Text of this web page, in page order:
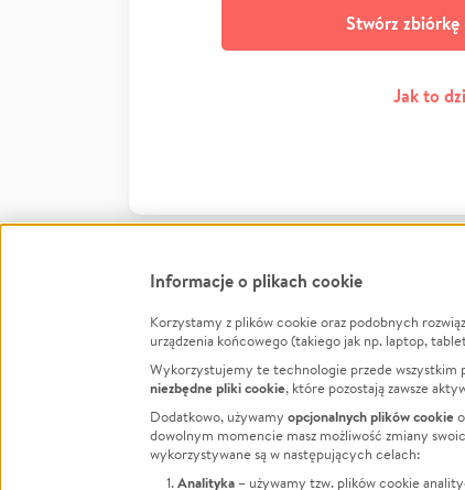
Stwórz zbiórkę
Jak to
FacebookTwitter Instagram
LinkedInTikTok Youtube
Informacje o plikach cookie
Korzystamy z plików cookie oraz podobnych
urządzenia końcowego (takiego jak np. laptop,
Wykorzystujemy te technologie przede wszystkim
niezbędne pliki cookie, które pozostają zawsze
Dodatkowo, używamy opcjonalnych plików cookie
dowolnym momencie masz możliwość zmiany
wykorzystywane są w następujących celach:
Analityka – używamy tzw. plików cookie